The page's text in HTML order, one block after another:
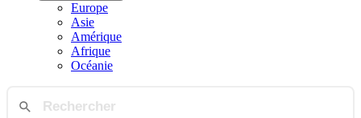
Europe
Asie
Amérique
Afrique
Océanie